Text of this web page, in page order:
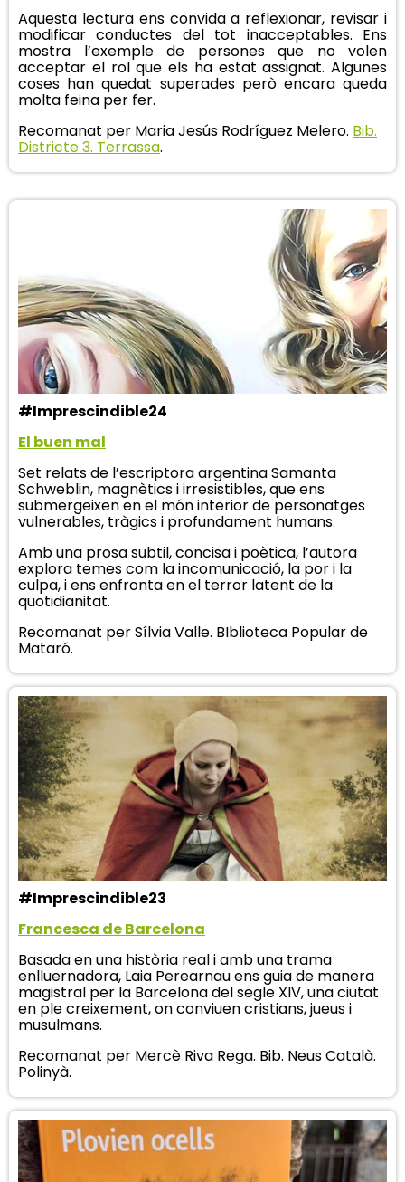
Aquesta lectura ens convida a reflexionar, revisar i
modificar conductes del tot inacceptables. Ens
mostra l’exemple de persones que no volen
acceptar el rol que els ha estat assignat. Algunes
coses han quedat superades però encara queda
molta feina per fer.
Recomanat per Maria Jesús Rodríguez Melero. Bib.
Districte 3. Terrassa.
#Imprescindible24
El buen mal
Set relats de l’escriptora argentina Samanta
Schweblin, magnètics i irresistibles, que ens
submergeixen en el món interior de personatges
vulnerables, tràgics i profundament humans.
Amb una prosa subtil, concisa i poètica, l’autora
explora temes com la incomunicació, la por i la
culpa, i ens enfronta en el terror latent de la
quotidianitat.
Recomanat per Sílvia Valle. BIblioteca Popular de
Mataró.
#Imprescindible23
Francesca de Barcelona
Basada en una història real i amb una trama
enlluernadora, Laia Perearnau ens guia de manera
magistral per la Barcelona del segle XIV, una ciutat
en ple creixement, on conviuen cristians, jueus i
musulmans.
Recomanat per Mercè Riva Rega. Bib. Neus Català.
Polinyà.